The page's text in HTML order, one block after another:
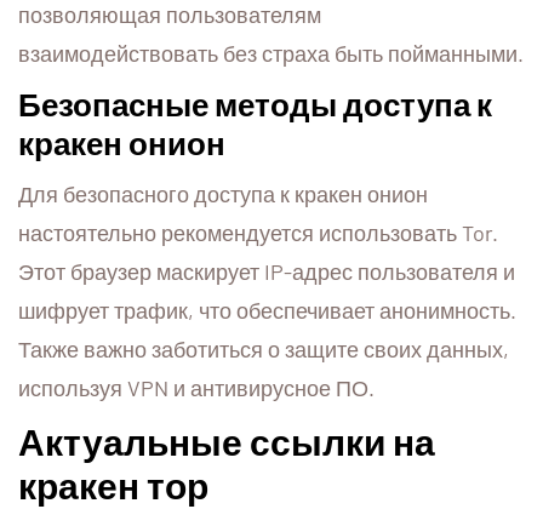
позволяющая пользователям
взаимодействовать без страха быть пойманными.
Безопасные методы доступа к
кракен онион
Для безопасного доступа к кракен онион
настоятельно рекомендуется использовать Tor.
Этот браузер маскирует IP-адрес пользователя и
шифрует трафик, что обеспечивает анонимность.
Также важно заботиться о защите своих данных,
используя VPN и антивирусное ПО.
Актуальные ссылки на
кракен тор